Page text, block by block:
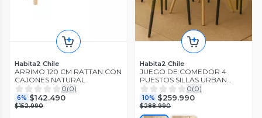
Habita2 Chile
ARRIMO 120 CM RATTAN CON
CAJONES NATURAL
0(0)
6% $142.490
$152.990
Habita2 Chile
JUEGO DE COMEDOR 4
PUESTOS SILLAS URBAN
POLIPROPILENO + MESA
EAMES 100CM BASE METAL Y
MADERA
0(0)
10% $259.990
$288.990